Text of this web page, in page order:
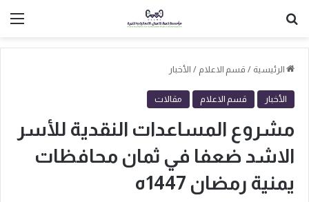
الرئيسية / قسم الاعلام / الأخبار
الأخبار قسم الاعلام مقالات
مشروع المساعدات النقدية للأسر
الاشد ضعفا في ثمان محافظات
يمنية رمضان 1447ه